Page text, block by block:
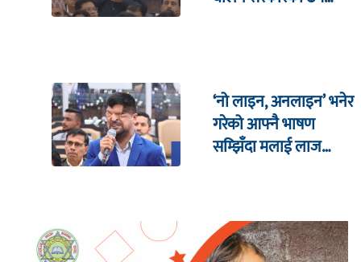
‘नो लाइन, अनलाइन’ भनेर
गरेको आफ्नै भाषण
सम्झिँदा मलाई लाज